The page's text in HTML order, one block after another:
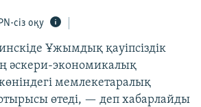
сіз оқу
Ұжымдық қауіпсіздік
экономикалық
мемлекетаралық
өтеді, — деп хабарлайды